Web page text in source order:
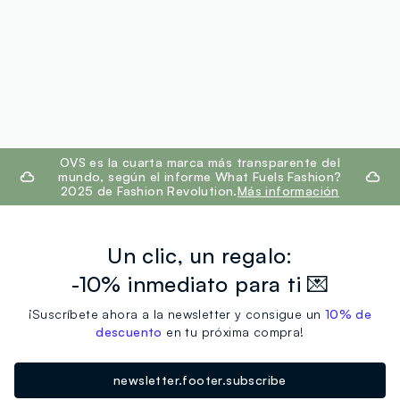
footer.ariatitleOVS es la cuarta marca más transparente del
mundo, según el informe What Fuels Fashion?
2025 de Fashion Revolution.Más información
Un clic, un regalo:
-10% inmediato para ti 💌
¡Suscríbete ahora a la newsletter y consigue un 10% de
descuento en tu próxima compra!
newsletter.footer.subscribe